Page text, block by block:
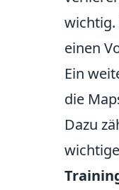
wichtig.
einen
Ein
die
Dazu